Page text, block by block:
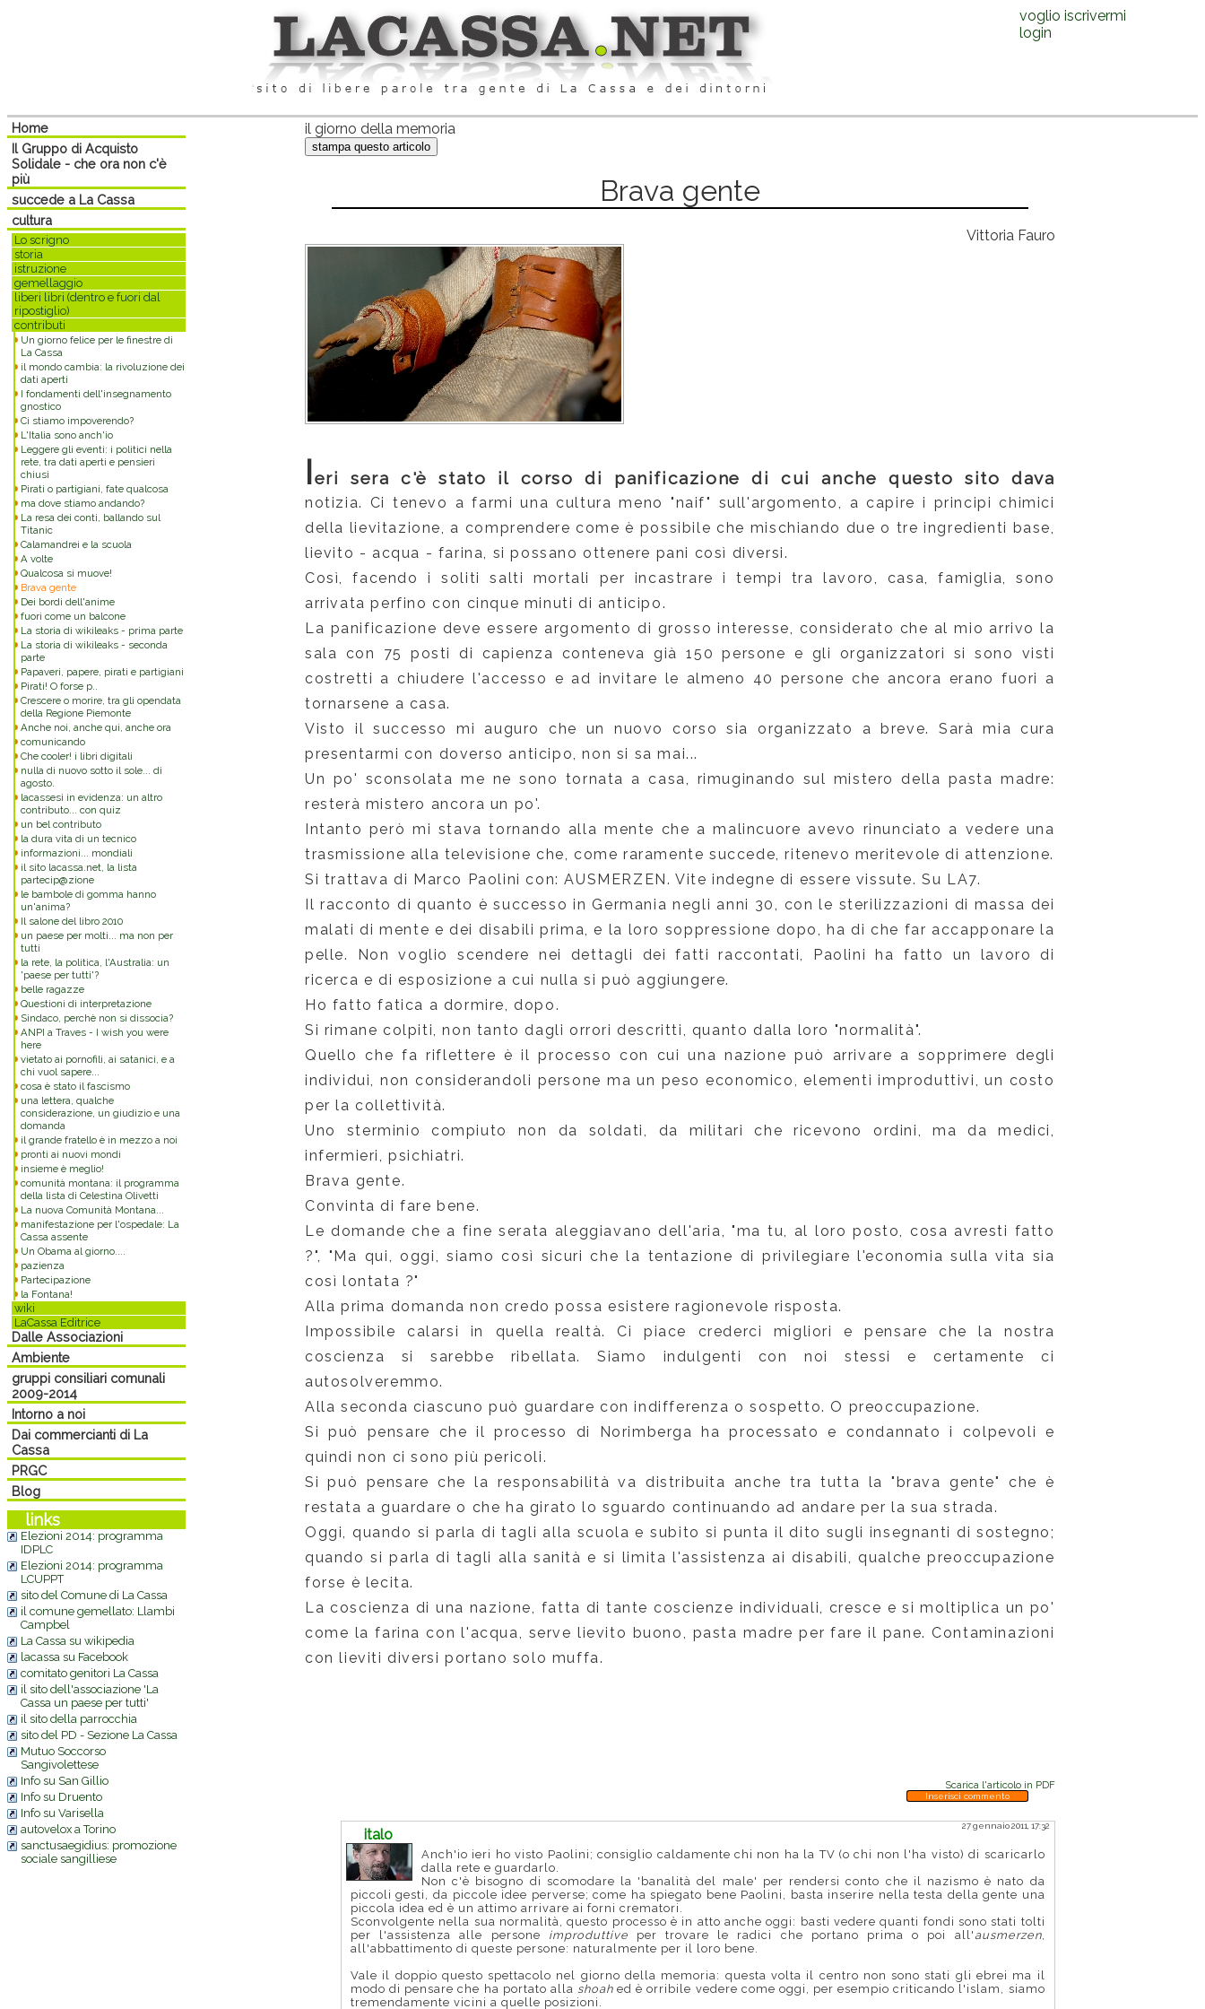
voglio iscrivermi
login
Home
Il Gruppo di Acquisto
Solidale - che ora non c'è
più
succede a La Cassa
cultura
Lo scrigno
storia
istruzione
gemellaggio
liberi libri (dentro e fuori dal
ripostiglio)
contributi
Un giorno felice per le finestre di
La Cassa
il mondo cambia: la rivoluzione dei
dati aperti
I fondamenti dell'insegnamento
gnostico
Ci stiamo impoverendo?
L'Italia sono anch'io
Leggere gli eventi: i politici nella
rete, tra dati aperti e pensieri
chiusi
Pirati o partigiani, fate qualcosa
ma dove stiamo andando?
La resa dei conti, ballando sul
Titanic
Calamandrei e la scuola
A volte
Qualcosa si muove!
Brava gente
Dei bordi dell'anime
fuori come un balcone
La storia di wikileaks - prima parte
La storia di wikileaks - seconda
parte
Papaveri, papere, pirati e partigiani
Pirati! O forse p..
Crescere o morire, tra gli opendata
della Regione Piemonte
Anche noi, anche qui, anche ora
comunicando
Che cooler! i libri digitali
nulla di nuovo sotto il sole... di
agosto.
lacassesi in evidenza: un altro
contributo... con quiz
un bel contributo
la dura vita di un tecnico
informazioni... mondiali
il sito lacassa.net, la lista
partecip@zione
le bambole di gomma hanno
un'anima?
Il salone del libro 2010
un paese per molti... ma non per
tutti
la rete, la politica, l'Australia: un
'paese per tutti'?
belle ragazze
Questioni di interpretazione
Sindaco, perchè non si dissocia?
ANPI a Traves - I wish you were
here
vietato ai pornofili, ai satanici, e a
chi vuol sapere...
cosa è stato il fascismo
una lettera, qualche
considerazione, un giudizio e una
domanda
il grande fratello è in mezzo a noi
pronti ai nuovi mondi
insieme è meglio!
comunità montana: il programma
della lista di Celestina Olivetti
La nuova Comunità Montana...
manifestazione per l'ospedale: La
Cassa assente
Un Obama al giorno....
pazienza
Partecipazione
la Fontana!
wiki
LaCassa Editrice
Dalle Associazioni
Ambiente
gruppi consiliari comunali
2009-2014
Intorno a noi
Dai commercianti di La
Cassa
PRGC
Blog
links
Elezioni 2014: programma
IDPLC
Elezioni 2014: programma
LCUPPT
sito del Comune di La Cassa
il comune gemellato: Llambi
Campbel
La Cassa su wikipedia
lacassa su Facebook
comitato genitori La Cassa
il sito dell'associazione 'La
Cassa un paese per tutti'
il sito della parrocchia
sito del PD - Sezione La Cassa
Mutuo Soccorso
Sangivolettese
Info su San Gillio
Info su Druento
Info su Varisella
autovelox a Torino
sanctusaegidius: promozione
sociale sangilliese
il giorno della memoria
Brava gente
Vittoria Fauro
Ieri sera c'è stato il corso di panificazione di cui anche questo sito dava
notizia. Ci tenevo a farmi una cultura meno "naif" sull'argomento, a capire i principi chimici
della lievitazione, a comprendere come è possibile che mischiando due o tre ingredienti base,
lievito - acqua - farina, si possano ottenere pani così diversi.
Così, facendo i soliti salti mortali per incastrare i tempi tra lavoro, casa, famiglia, sono
arrivata perfino con cinque minuti di anticipo.
La panificazione deve essere argomento di grosso interesse, considerato che al mio arrivo la
sala con 75 posti di capienza conteneva già 150 persone e gli organizzatori si sono visti
costretti a chiudere l'accesso e ad invitare le almeno 40 persone che ancora erano fuori a
tornarsene a casa.
Visto il successo mi auguro che un nuovo corso sia organizzato a breve. Sarà mia cura
presentarmi con doverso anticipo, non si sa mai...
Un po' sconsolata me ne sono tornata a casa, rimuginando sul mistero della pasta madre:
resterà mistero ancora un po'.
Intanto però mi stava tornando alla mente che a malincuore avevo rinunciato a vedere una
trasmissione alla televisione che, come raramente succede, ritenevo meritevole di attenzione.
Si trattava di Marco Paolini con: AUSMERZEN. Vite indegne di essere vissute. Su LA7.
Il racconto di quanto è successo in Germania negli anni 30, con le sterilizzazioni di massa dei
malati di mente e dei disabili prima, e la loro soppressione dopo, ha di che far accapponare la
pelle. Non voglio scendere nei dettagli dei fatti raccontati, Paolini ha fatto un lavoro di
ricerca e di esposizione a cui nulla si può aggiungere.
Ho fatto fatica a dormire, dopo.
Si rimane colpiti, non tanto dagli orrori descritti, quanto dalla loro "normalità".
Quello che fa riflettere è il processo con cui una nazione può arrivare a sopprimere degli
individui, non considerandoli persone ma un peso economico, elementi improduttivi, un costo
per la collettività.
Uno sterminio compiuto non da soldati, da militari che ricevono ordini, ma da medici,
infermieri, psichiatri.
Brava gente.
Convinta di fare bene.
Le domande che a fine serata aleggiavano dell'aria, "ma tu, al loro posto, cosa avresti fatto
?", "Ma qui, oggi, siamo così sicuri che la tentazione di privilegiare l'economia sulla vita sia
così lontata ?"
Alla prima domanda non credo possa esistere ragionevole risposta.
Impossibile calarsi in quella realtà. Ci piace crederci migliori e pensare che la nostra
coscienza si sarebbe ribellata. Siamo indulgenti con noi stessi e certamente ci
autosolveremmo.
Alla seconda ciascuno può guardare con indifferenza o sospetto. O preoccupazione.
Si può pensare che il processo di Norimberga ha processato e condannato i colpevoli e
quindi non ci sono più pericoli.
Si può pensare che la responsabilità va distribuita anche tra tutta la "brava gente" che è
restata a guardare o che ha girato lo sguardo continuando ad andare per la sua strada.
Oggi, quando si parla di tagli alla scuola e subito si punta il dito sugli insegnanti di sostegno;
quando si parla di tagli alla sanità e si limita l'assistenza ai disabili, qualche preoccupazione
forse è lecita.
La coscienza di una nazione, fatta di tante coscienze individuali, cresce e si moltiplica un po'
come la farina con l'acqua, serve lievito buono, pasta madre per fare il pane. Contaminazioni
con lieviti diversi portano solo muffa.
Scarica l'articolo in PDF
Inserisci commento
italo
27 gennaio 2011, 17:32
Anch'io ieri ho visto Paolini; consiglio caldamente chi non ha la TV (o chi non l'ha visto) di scaricarlo
dalla rete e guardarlo.
Non c'è bisogno di scomodare la 'banalità del male' per rendersi conto che il nazismo è nato da
piccoli gesti, da piccole idee perverse; come ha spiegato bene Paolini, basta inserire nella testa della gente una
piccola idea ed è un attimo arrivare ai forni crematori.
Sconvolgente nella sua normalità, questo processo è in atto anche oggi: basti vedere quanti fondi sono stati tolti
per l'assistenza alle persone improduttive per trovare le radici che portano prima o poi all'ausmerzen,
all'abbattimento di queste persone: naturalmente per il loro bene.
Vale il doppio questo spettacolo nel giorno della memoria: questa volta il centro non sono stati gli ebrei ma il
modo di pensare che ha portato alla shoah ed è orribile vedere come oggi, per esempio criticando l'islam, siamo
tremendamente vicini a quelle posizioni.